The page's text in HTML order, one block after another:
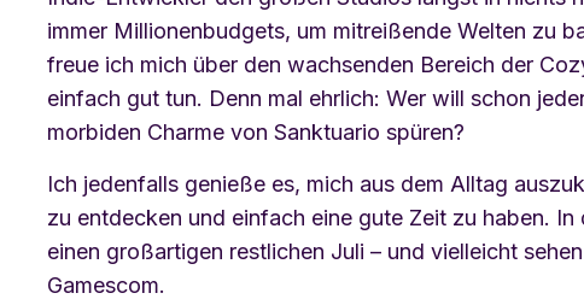
immer Millionenbudgets, um mitreißende Welten zu
freue ich mich über den wachsenden Bereich der
einfach gut tun. Denn mal ehrlich: Wer will schon
morbiden Charme von Sanktuario spüren?
Ich jedenfalls genieße es, mich aus dem Alltag
zu entdecken und einfach eine gute Zeit zu haben. In
einen großartigen restlichen Juli – und vielleicht
Gamescom.